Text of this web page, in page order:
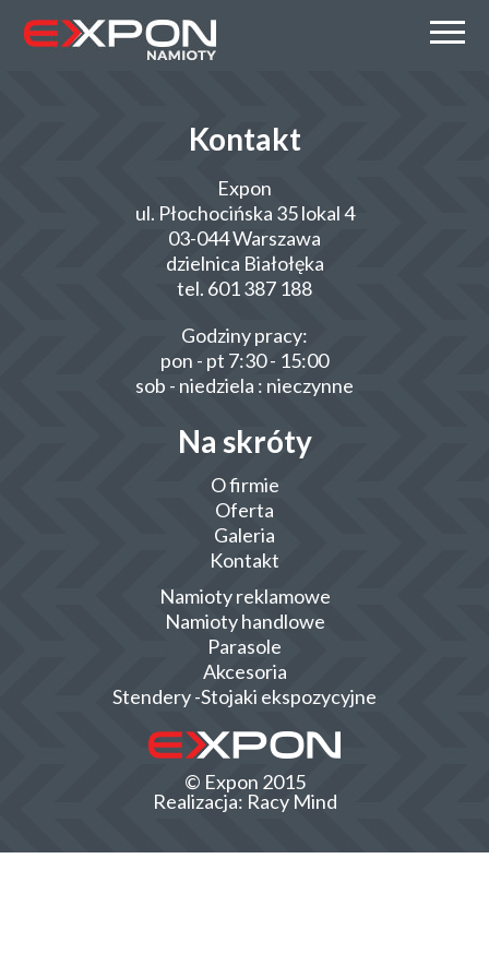
Kontakt
Expon
ul. Płochocińska 35 lokal 4
03-044 Warszawa
dzielnica Białołęka
tel. 601 387 188
Godziny pracy:
pon - pt 7:30 - 15:00
sob - niedziela : nieczynne
Na skróty
O firmie
Oferta
Galeria
Kontakt
Namioty reklamowe
Namioty handlowe
Parasole
Akcesoria
Stendery -Stojaki ekspozycyjne
© Expon 2015
Realizacja: Racy Mind